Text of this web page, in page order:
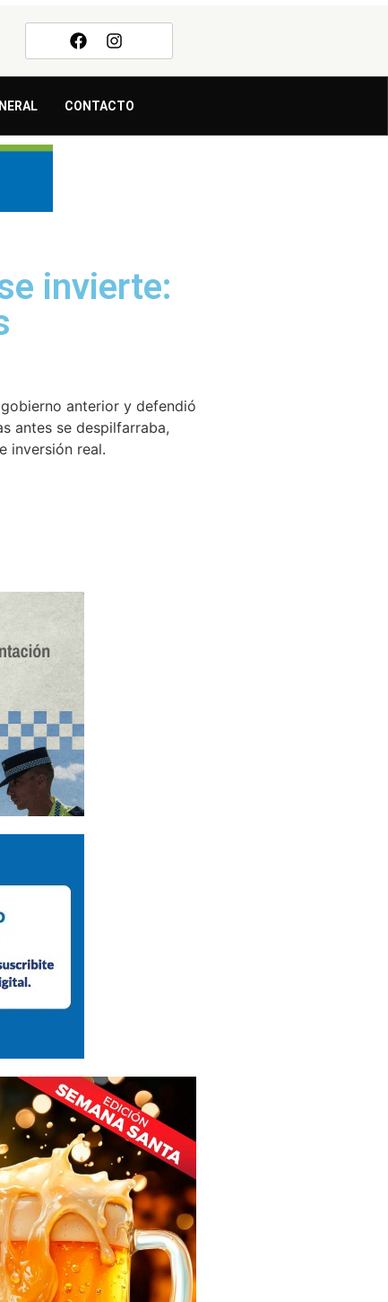
CONTACTO
invierte:
anterior y defendió
antes se despilfarraba,
inversión real.